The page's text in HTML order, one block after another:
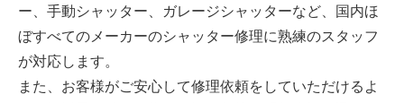
ー、手動シャッター、ガレージシャッターなど、国内ほ
ぼすべてのメーカーのシャッター修理に熟練のスタッフ
が対応します。
また、お客様がご安心して修理依頼をしていただけるよ